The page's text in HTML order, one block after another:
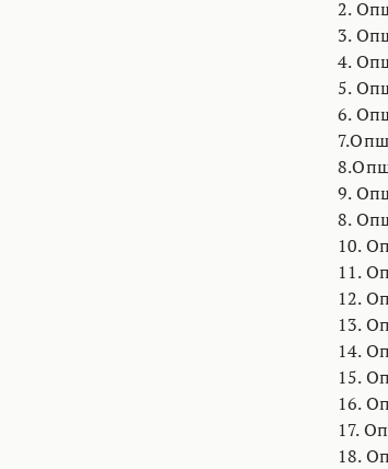
2.
3.
4.
5.
6.
9.
8.
10.
11.
12.
13.
14.
15.
16.
17.
18.